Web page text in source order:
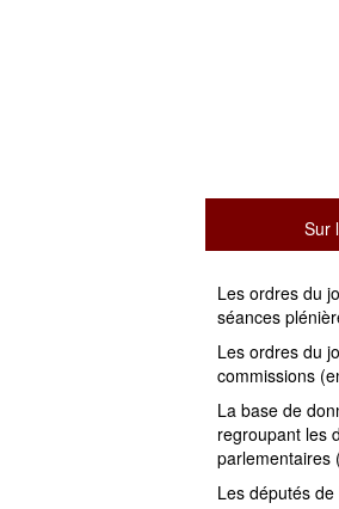
Sur
Les ordres du
séances
Les ordres du
commissions
La base de
regroupant les
parlementaires
Les députés